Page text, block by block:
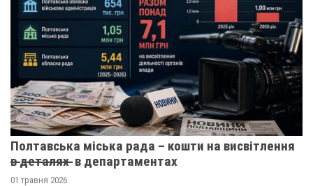
Полтавська міська рада – кошти на висвітлення
в̶ ̶д̶е̶т̶а̶л̶я̶х̶ ̶ в департаментах
01 травня 2026